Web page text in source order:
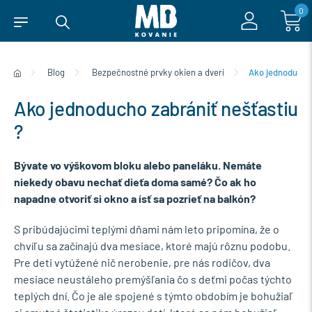
0
Blog Bezpečnostné prvky okien a dverí Ako
Ako jednoducho zabrániť nešťastiu
?
Bývate vo výškovom bloku alebo paneláku. Nemáte
niekedy obavu nechať dieťa doma samé? Čo ak ho
napadne otvoriť si okno a ísť sa pozrieť na balkón?
S pribúdajúcimi teplými dňami nám leto pripomína, že o
chvíľu sa začínajú dva mesiace, ktoré majú rôznu podobu.
Pre deti vytúžené nič nerobenie, pre nás rodičov, dva
mesiace neustáleho premýšľania čo s deťmi počas týchto
teplých dní. Čo je ale spojené s týmto obdobím je bohužiaľ